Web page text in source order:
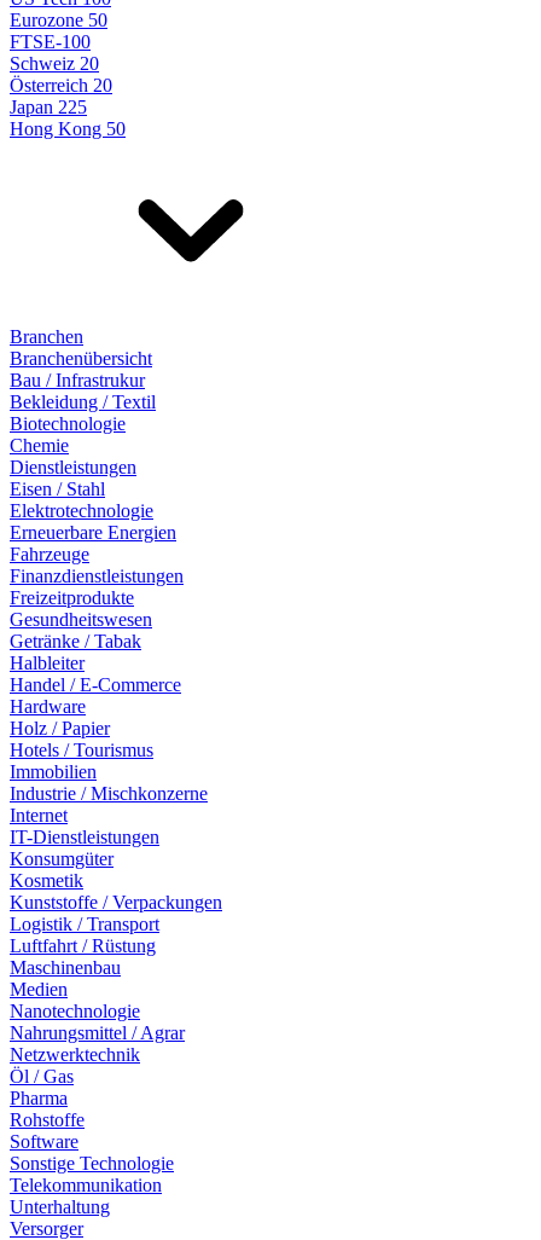
Eurozone 50
FTSE-100
Schweiz 20
Österreich 20
Japan 225
Hong Kong 50
Branchen
Branchenübersicht
Bau / Infrastrukur
Bekleidung / Textil
Biotechnologie
Chemie
Dienstleistungen
Eisen / Stahl
Elektrotechnologie
Erneuerbare Energien
Fahrzeuge
Finanzdienstleistungen
Freizeitprodukte
Gesundheitswesen
Getränke / Tabak
Halbleiter
Handel / E-Commerce
Hardware
Holz / Papier
Hotels / Tourismus
Immobilien
Industrie / Mischkonzerne
Internet
IT-Dienstleistungen
Konsumgüter
Kosmetik
Kunststoffe / Verpackungen
Logistik / Transport
Luftfahrt / Rüstung
Maschinenbau
Medien
Nanotechnologie
Nahrungsmittel / Agrar
Netzwerktechnik
Öl / Gas
Pharma
Rohstoffe
Software
Sonstige Technologie
Telekommunikation
Unterhaltung
Versorger